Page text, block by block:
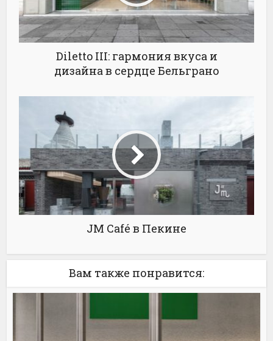
Diletto III: гармония вкуса и
дизайна в сердце Бельграно
JM Café в Пекине
Вам также понравится: